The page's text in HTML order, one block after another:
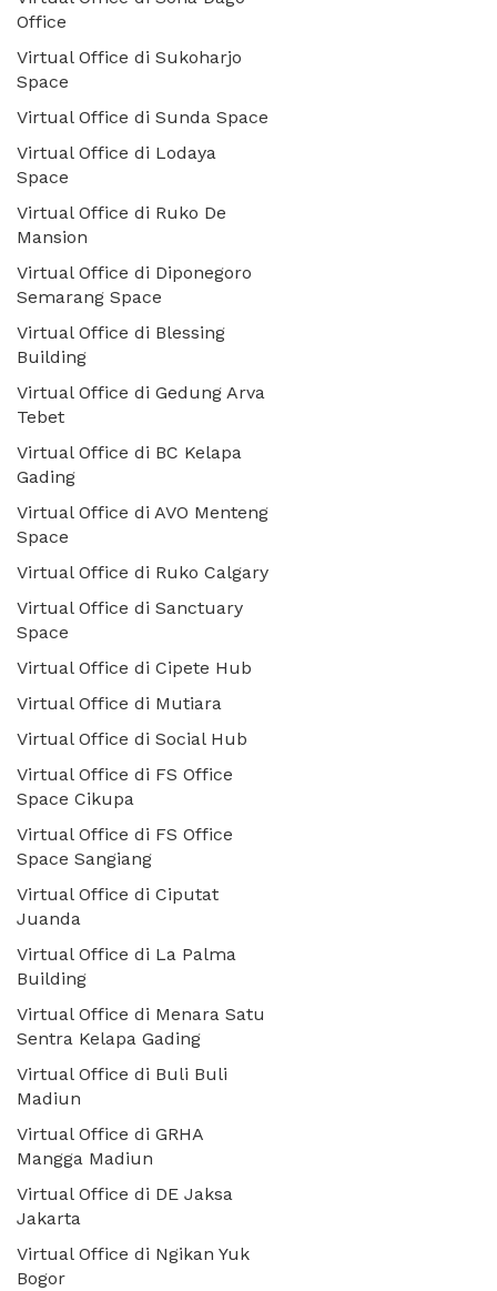
Office
Virtual Office di Sukoharjo
Space
Virtual Office di Sunda Space
Virtual Office di Lodaya
Space
Virtual Office di Ruko De
Mansion
Virtual Office di Diponegoro
Semarang Space
Virtual Office di Blessing
Building
Virtual Office di Gedung Arva
Tebet
Virtual Office di BC Kelapa
Gading
Virtual Office di AVO Menteng
Space
Virtual Office di Ruko Calgary
Virtual Office di Sanctuary
Space
Virtual Office di Cipete Hub
Virtual Office di Mutiara
Virtual Office di Social Hub
Virtual Office di FS Office
Space Cikupa
Virtual Office di FS Office
Space Sangiang
Virtual Office di Ciputat
Juanda
Virtual Office di La Palma
Building
Virtual Office di Menara Satu
Sentra Kelapa Gading
Virtual Office di Buli Buli
Madiun
Virtual Office di GRHA
Mangga Madiun
Virtual Office di DE Jaksa
Jakarta
Virtual Office di Ngikan Yuk
Bogor